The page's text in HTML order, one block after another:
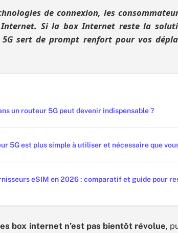
de connexion, les
Si la box Internet reste la
sert de prompt renfort pour vos
un routeur 5G peut devenir indispensable ?
5G est plus simple à utiliser et nécessaire que
eSIM en 2026 : comparatif et guide pour
box internet n’est pas bientôt révolue,